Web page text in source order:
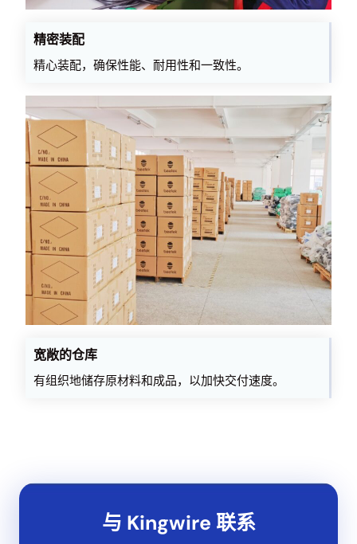
精密装配
精心装配，确保性能、耐用性和一致性。
宽敞的仓库
有组织地储存原材料和成品，以加快交付速度。
与 Kingwire 联系